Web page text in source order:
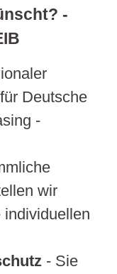
-
Deutsche
-
wir
individuellen
- Sie